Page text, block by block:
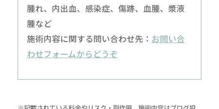
腫れ、内出血、感染症、傷跡、血腫、漿液
腫など
施術内容に関する問い合わせ先： お問い合
わせフォームからどうぞ